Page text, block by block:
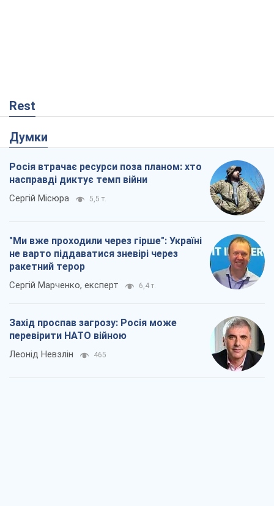
Rest
Думки
Росія втрачає ресурси поза планом: хто
насправді диктує темп війни
Сергій Місюра 5,5 т.
"Ми вже проходили через гірше": Україні
не варто піддаватися зневірі через
ракетний терор
Сергій Марченко, експерт 6,4 т.
Захід проспав загрозу: Росія може
перевірити НАТО війною
Леонід Невзлін 465